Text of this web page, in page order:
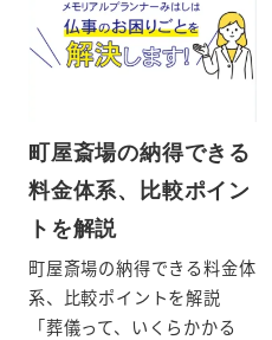
町屋斎場の納得できる
料金体系、比較ポイン
トを解説
町屋斎場の納得できる料金体
系、比較ポイントを解説
「葬儀って、いくらかかる